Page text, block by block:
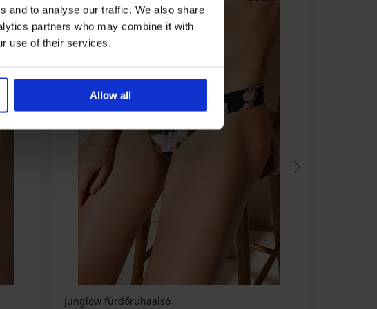
and to analyse our traffic. We also share
partners who may combine it with
use of their services.
Allow all
Junglow fürdőruhaalsó